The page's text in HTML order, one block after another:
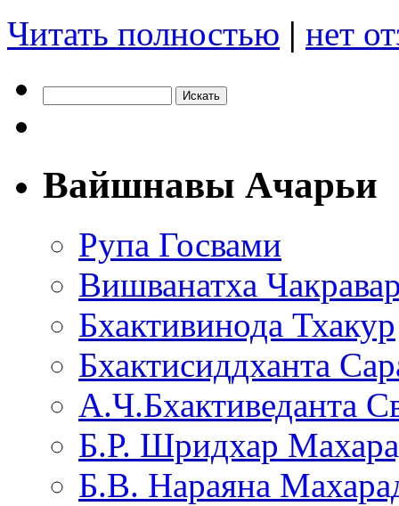
Читать полностью | нет
Вайшнавы Ачарьи
Рупа Госвами
Вишванатха
Бхактивинода Тхакур
Бхактисиддханта
А.Ч.Бхактиведанта
Б.Р. Шридхар
Б.В. Нараяна